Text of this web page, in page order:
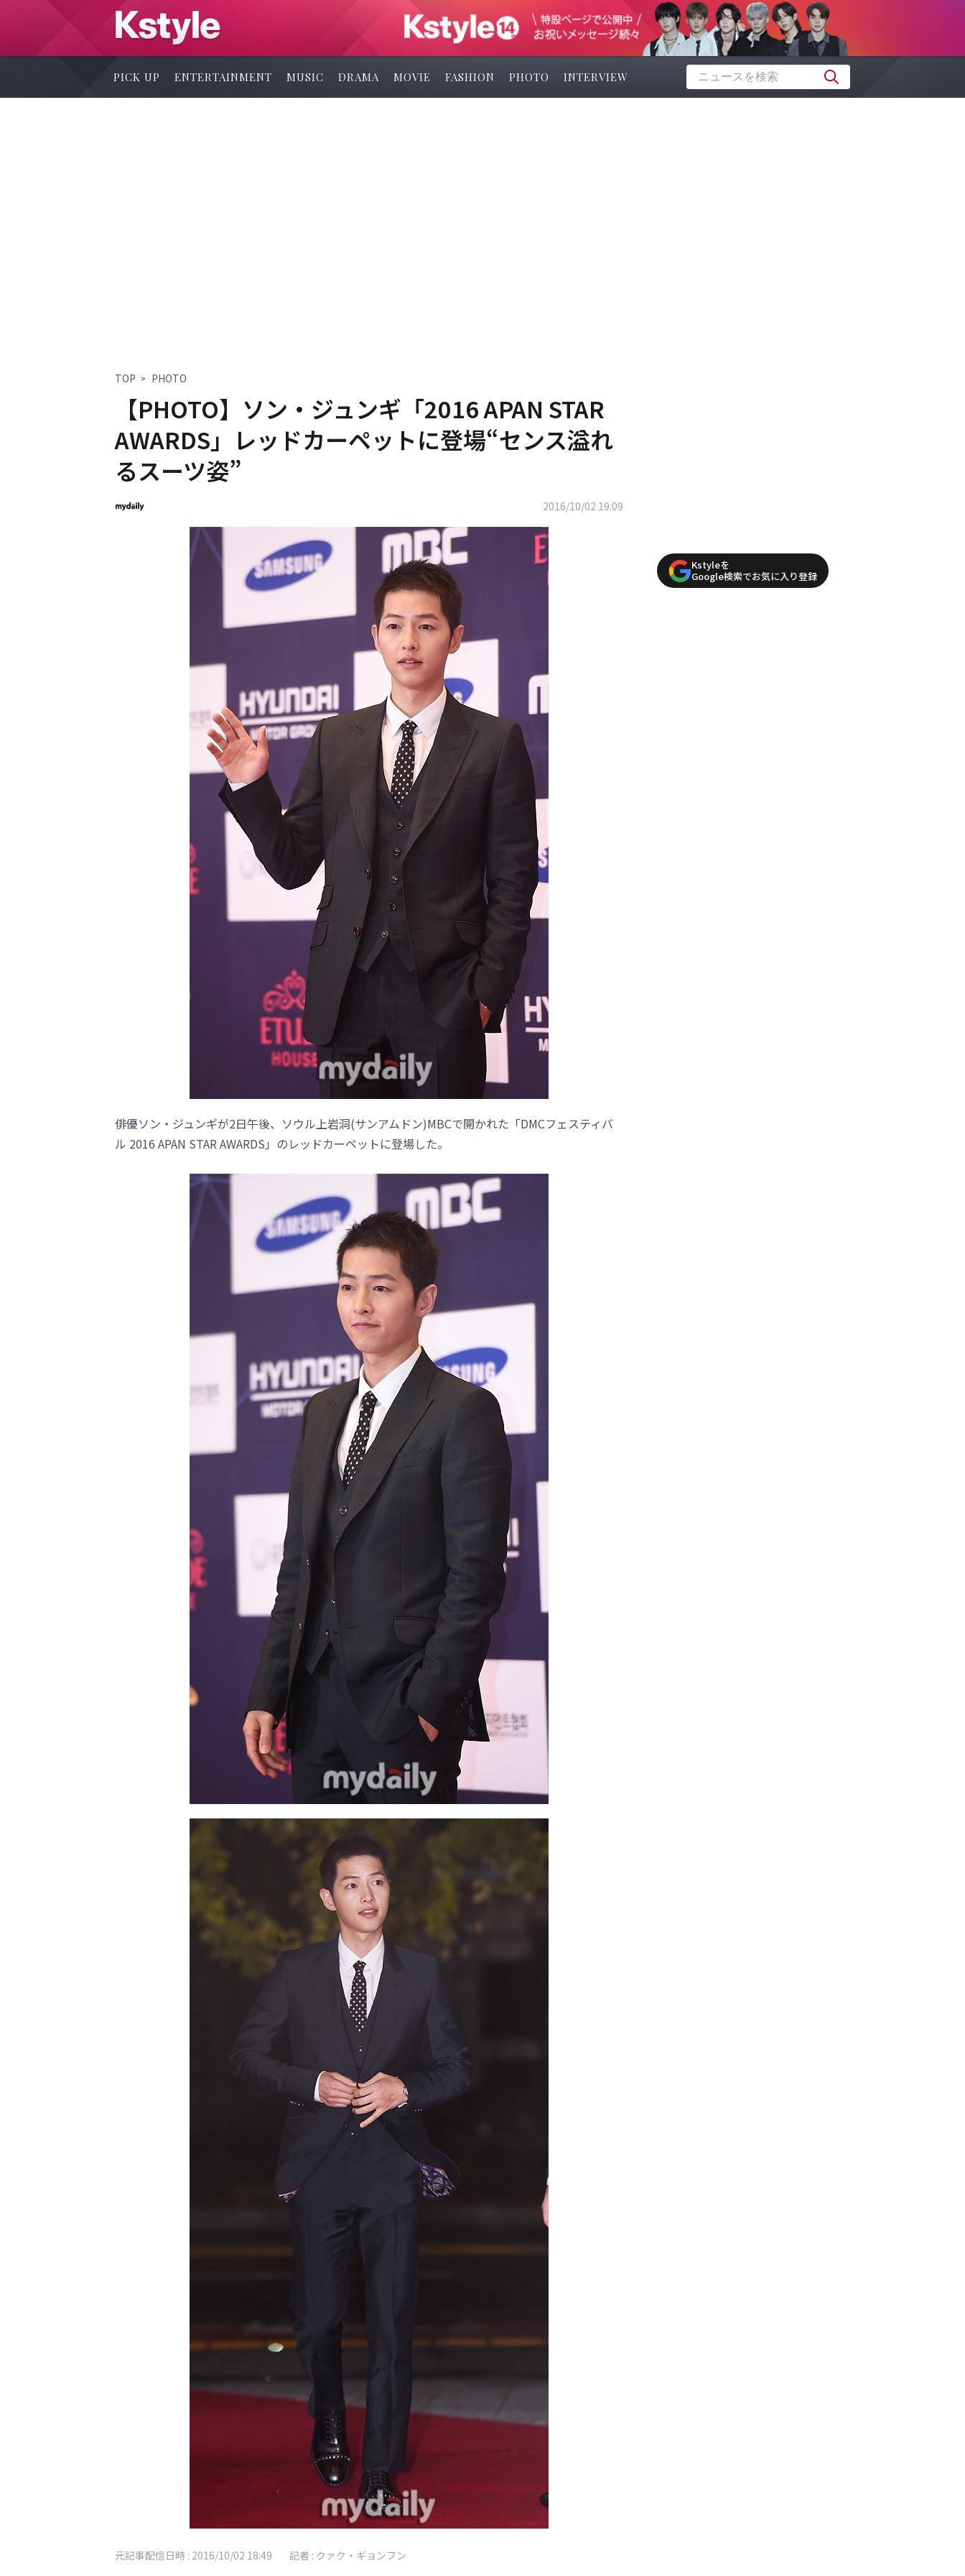
PICK UP ENTERTAINMENT MUSIC DRAMA MOVIE FASHION PHOTO INTERVIEW
TOP PHOTO
【PHOTO】ソン・ジュンギ「2016 APAN STAR
AWARDS」レッドカーペットに登場“センス溢れ
るスーツ姿”
2016/10/02 19:09
俳優ソン・ジュンギが2日午後、ソウル上岩洞(サンアムドン)MBCで開かれた「DMCフェスティバ
ル 2016 APAN STAR AWARDS」のレッドカーペットに登場した。
元記事配信日時 : 2016/10/02 18:49 記者 : クァク・ギョンフン
Kstyleを
Google検索でお気に入り登録